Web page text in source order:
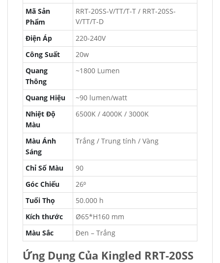
Mã Sản
Phẩm
RRT-20SS-V/TT/T-T / RRT-20SS-
V/TT/T-D
Điện Áp
220-240V
Công Suất
20w
Quang
Thông
~1800 Lumen
Quang Hiệu
~90 lumen/watt
Nhiệt Độ
Màu
6500K / 4000K / 3000K
Màu Ánh
Sáng
Trắng / Trung tính / Vàng
Chỉ Số Màu
90
Góc Chiếu
26⁰
Tuổi Thọ
50.000 h
Kích thước
Ø65*H160 mm
Màu Sắc
Đen – Trắng
Ứng Dụng Của Kingled RRT-20SS